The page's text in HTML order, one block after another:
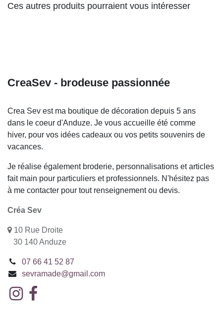
Ces autres produits pourraient vous intéresser
CreaSev - brodeuse passionnée
Crea Sev est ma boutique de décoration depuis 5 ans
dans le coeur d'Anduze. Je vous accueille été comme
hiver, pour vos idées cadeaux ou vos petits souvenirs de
vacances.
Je réalise également broderie, personnalisations et articles
fait main pour particuliers et professionnels. N'hésitez pas
à me contacter pour tout renseignement ou devis.
Créa Sev
10 Rue Droite
30 140 Anduze
07 66 41 52 87
sevramade@gmail.com